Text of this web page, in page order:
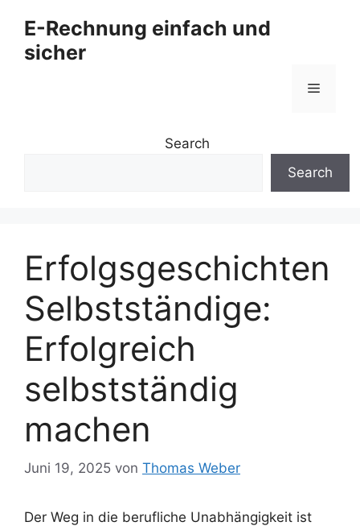
Inhalt
springen
E-Rechnung einfach und
sicher
Menü
Search
Search
Erfolgsgeschichten
Selbstständige:
Erfolgreich
selbstständig
machen
Juni 19, 2025 von Thomas Weber
Der Weg in die berufliche Unabhängigkeit ist